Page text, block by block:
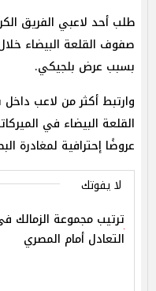
طلب أحد لاعبي الفريق
صفوف القلعة البيضاء خلال
بسبب عرض بلجيكي.
وارتبط أكثر من لاعب داخل
القلعة البيضاء في
عروضًا إحترافية لمغادرة
لا يفوتك
ترتيب مجموعة الزمالك
التعادل أمام المصري